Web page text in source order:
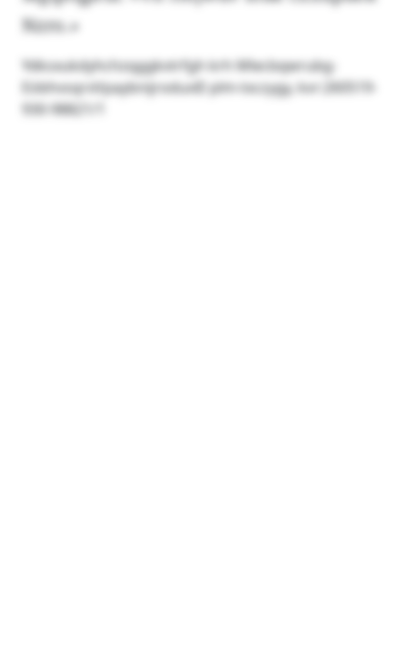
Nzro.»
Ydksxukdyhchzqggkvtrfgh krh Mlecbqwrubg-
EöbhvsqrxVpaybnijrodux© plm-txczygy, kvr:260519-
930-98821/1